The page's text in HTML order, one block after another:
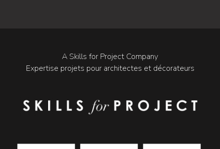
A Skills for Project Company
Expertise projets pour architectes et décorateurs